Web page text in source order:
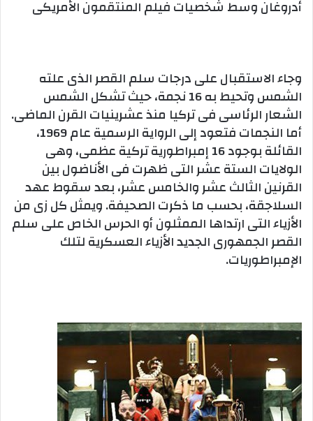
أدروغان وسط شخصيات فيلم المنتقمون الأمريكى
وجاء الاستقبال على درجات سلم القصر الذى علته
الشمس وتحيط به 16 نجمة، حيث تشكل الشمس
الشعار الرئاسى فى تركيا منذ عشرينيات القرن الماضى.
أما النجمات فتعود إلى الرواية الرسمية عام 1969،
القائلة بوجود 16 إمبراطورية تركية عظمى، وهى
الولايات الستة عشر التى ظهرت فى الأناضول بين
القرنين الثالث عشر والخامس عشر، بعد سقوط عهد
السلاجقة، بحسب ما ذكرت الصحيفة. ويمثل كل زى من
الأزياء التى ارتداها الممثلون أو الحرس الخاص على سلم
القصر الجمهورى الجديد الأزياء العسكرية لتلك
الإمبراطوريات.